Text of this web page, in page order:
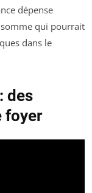
dépense
qui pourrait
dans le
des
foyer